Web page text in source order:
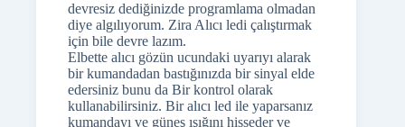
devresiz dediğinizde programlama olmadan
diye algılıyorum. Zira Alıcı ledi çalıştırmak
için bile devre lazım.
Elbette alıcı gözün ucundaki uyarıyı alarak
bir kumandadan bastığınızda bir sinyal elde
edersiniz bunu da Bir kontrol olarak
kullanabilirsiniz. Bir alıcı led ile yaparsanız
kumandayı ve güneş ışığını hisseder ve